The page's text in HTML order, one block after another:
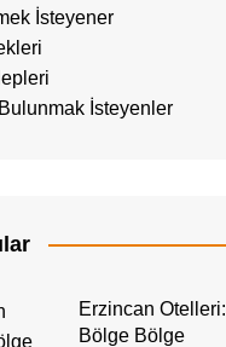
İsteyener
İsteyenler
Erzincan Otelleri:
Bölge Bölge